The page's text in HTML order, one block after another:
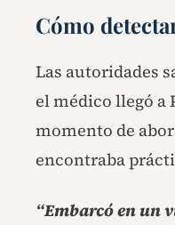
Cómo
Las autoridades
el médico llegó a
momento de
encontraba
“Embarcó en un